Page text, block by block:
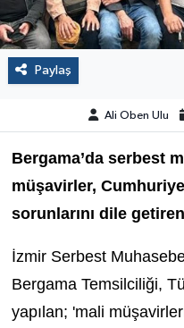
Paylaş
Ali Oben Ulu
Bergama’da serbest
müşavirler,
sorunlarını dile
İzmir Serbest
Bergama Temsilciliği,
yapılan; 'mali